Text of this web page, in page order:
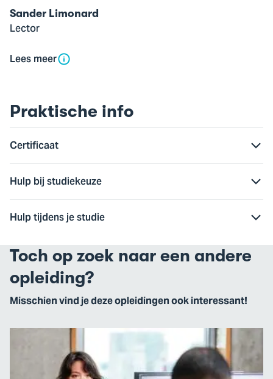
Sander Limonard
Lector
Lees meer
Praktische info
Certificaat
Hulp bij studiekeuze
Hulp tijdens je studie
Toch op zoek naar een andere
opleiding?
Misschien vind je deze opleidingen ook interessant!